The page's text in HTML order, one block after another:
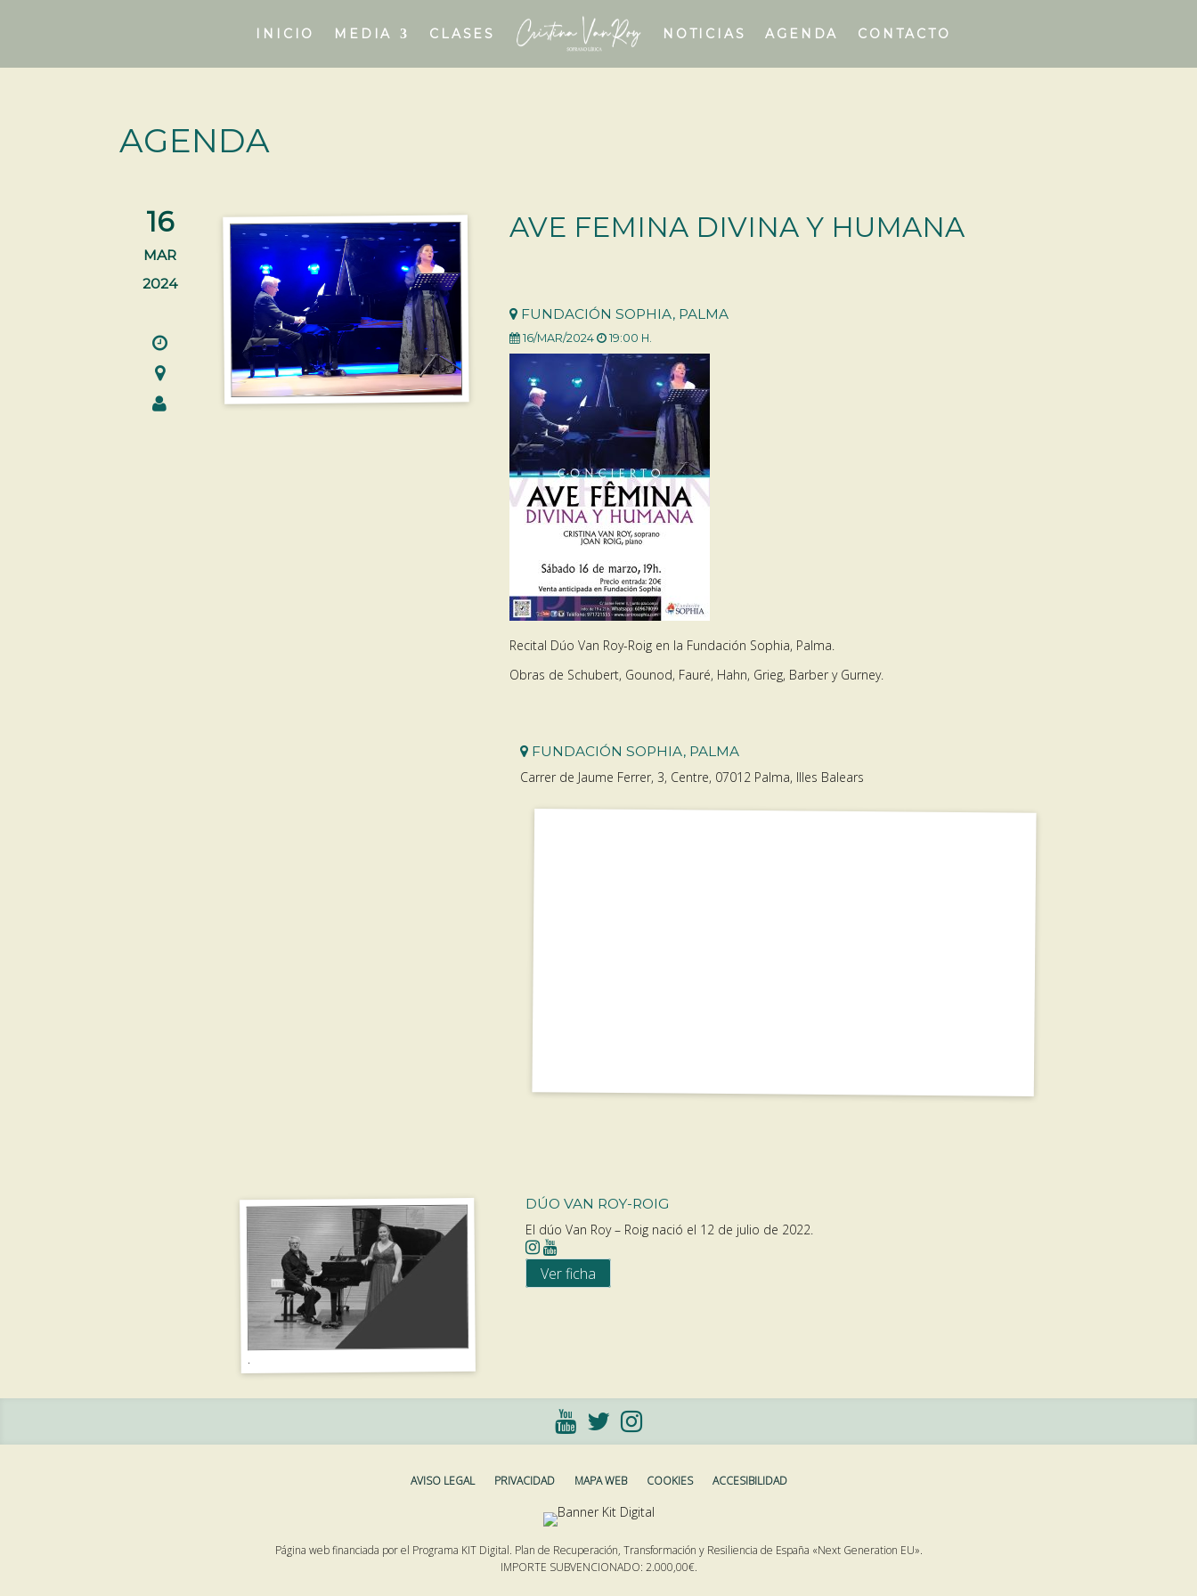
INICIO MEDIA CLASES NOTICIAS AGENDA CONTACTO
AGENDA
16
MAR
2024
AVE FEMINA DIVINA Y HUMANA
FUNDACIÓN SOPHIA, PALMA
16/MAR/2024 19:00 H.
Recital Dúo Van Roy-Roig en la Fundación Sophia, Palma.
Obras de Schubert, Gounod, Fauré, Hahn, Grieg, Barber y Gurney.
FUNDACIÓN SOPHIA, PALMA
Carrer de Jaume Ferrer, 3, Centre, 07012 Palma, Illes Balears
DÚO VAN ROY-ROIG
El dúo Van Roy – Roig nació el 12 de julio de 2022.
Ver ficha
AVISO LEGAL PRIVACIDAD MAPA WEB COOKIES ACCESIBILIDAD
Página web financiada por el Programa KIT Digital. Plan de Recuperación, Transformación y Resiliencia de España «Next Generation EU».
IMPORTE SUBVENCIONADO: 2.000,00€.